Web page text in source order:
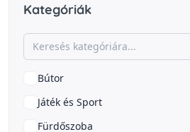
Kategóriák
Bútor
Játék és Sport
Fürdőszoba